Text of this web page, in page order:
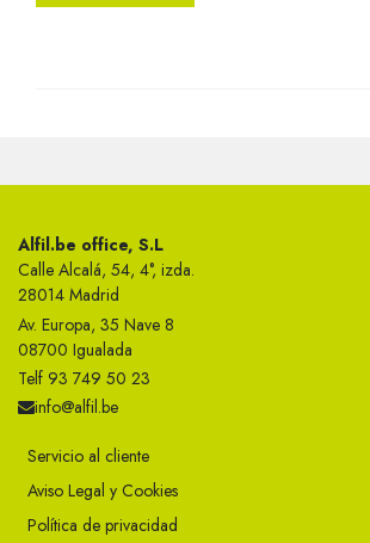
Alfil.be office, S.L
Calle Alcalá, 54, 4°, izda.
28014 Madrid
Av. Europa, 35 Nave 8
08700 Igualada
Telf 93 749 50 23
info@alfil.be
Servicio al cliente
Aviso Legal y Cookies
Política de privacidad